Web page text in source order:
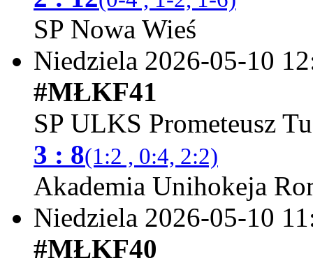
SP Nowa Wieś
Niedziela 2026-05-10
#MŁKF41
SP ULKS Prometeusz
3 : 8(1:2 , 0:4, 2:2)
Akademia Unihokeja
Niedziela 2026-05-10
#MŁKF40